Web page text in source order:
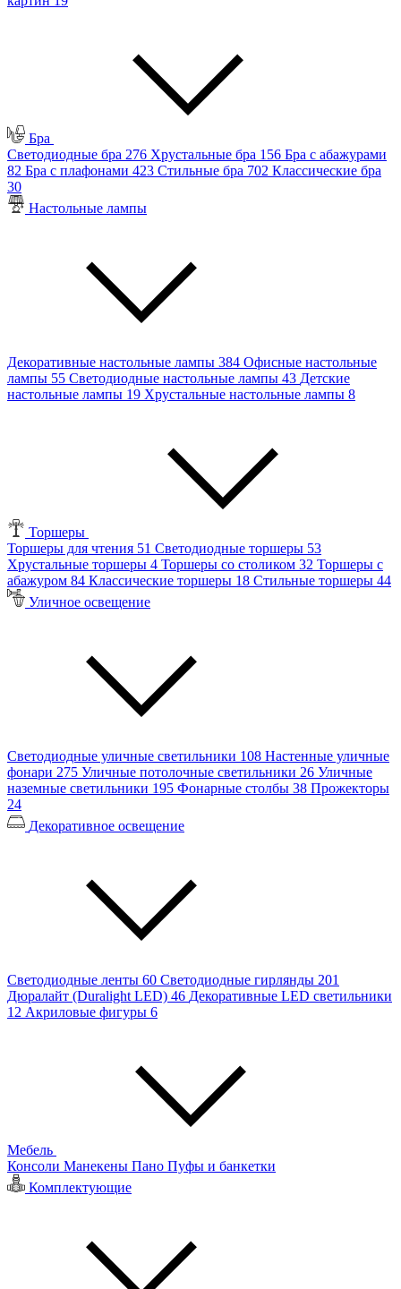
Бра
Светодиодные бра 276 Хрустальные бра 156 Бра с абажурами
82 Бра с плафонами 423 Стильные бра 702 Классические бра
30
Настольные лампы
Декоративные настольные лампы 384 Офисные настольные
лампы 55 Светодиодные настольные лампы 43 Детские
настольные лампы 19 Хрустальные настольные лампы 8
Торшеры
Торшеры для чтения 51 Светодиодные торшеры 53
Хрустальные торшеры 4 Торшеры со столиком 32 Торшеры с
абажуром 84 Классические торшеры 18 Стильные торшеры 44
Уличное освещение
Светодиодные уличные светильники 108 Настенные уличные
фонари 275 Уличные потолочные светильники 26 Уличные
наземные светильники 195 Фонарные столбы 38 Прожекторы
24
Декоративное освещение
Светодиодные ленты 60 Светодиодные гирлянды 201
Дюралайт (Duralight LED) 46 Декоративные LED светильники
12 Акриловые фигуры 6
Мебель
Консоли Манекены Пано Пуфы и банкетки
Комплектующие